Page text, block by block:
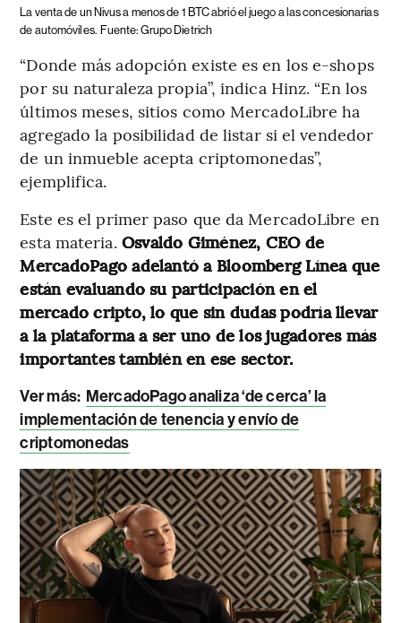
La venta de un Nivus a menos de 1 BTC abrió el juego a las concesionarias
de automóviles. Fuente: Grupo Dietrich
“Donde más adopción existe es en los e-shops
por su naturaleza propia”, indica Hinz. “En los
últimos meses, sitios como MercadoLibre ha
agregado la posibilidad de listar si el vendedor
de un inmueble acepta criptomonedas”,
ejemplifica.
Este es el primer paso que da MercadoLibre en
esta materia. Osvaldo Giménez, CEO de
MercadoPago adelantó a Bloomberg Línea que
están evaluando su participación en el
mercado cripto, lo que sin dudas podría llevar
a la plataforma a ser uno de los jugadores más
importantes también en ese sector.
Ver más: MercadoPago analiza ‘de cerca’ la
implementación de tenencia y envío de
criptomonedas